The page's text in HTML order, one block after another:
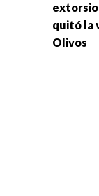
quitó la
Olivos